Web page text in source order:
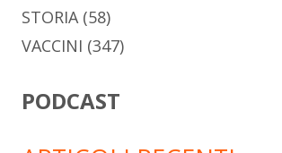
STORIA (58)
VACCINI (347)
PODCAST